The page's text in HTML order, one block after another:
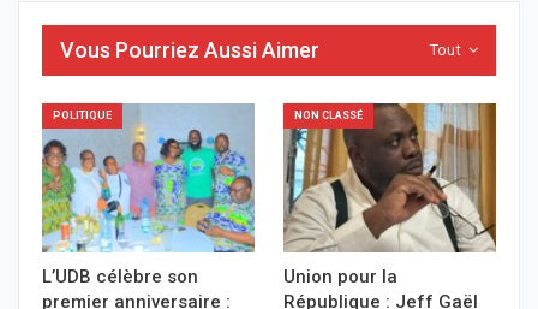
Tout
Vous Pourriez Aussi Aimer
POLITIQUE
L’UDB célèbre son
premier anniversaire :
NON CLASSÉ
Union pour la
République : Jeff Gaël